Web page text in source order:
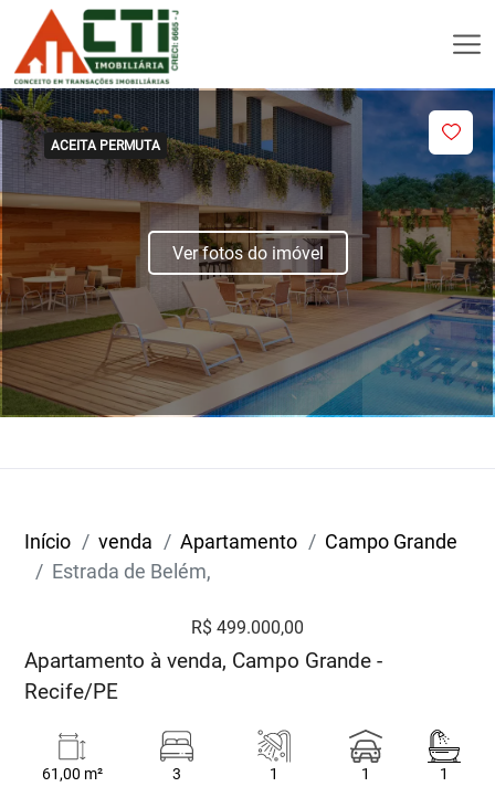
ACEITA PERMUTA
Ver fotos do imóvel
Início venda Apartamento
Campo Grande
Estrada de Belém,
R$ 499.000,00
Apartamento à venda, Campo Grande -
Recife/PE
61,00 m²
3
1
1
1